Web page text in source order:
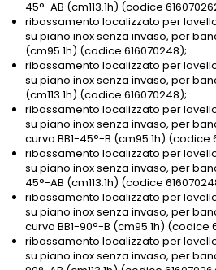
45°-AB (cm113.1h) (codice
ribassamento localizzato per
su piano inox senza invaso, per
(cm95.1h) (codice 616070248);
ribassamento localizzato per
su piano inox senza invaso, per
(cm113.1h) (codice 616070248);
ribassamento localizzato per
su piano inox senza invaso, per
curvo BB1-45°-B (cm95.1h) (codice
ribassamento localizzato per
su piano inox senza invaso, per
45°-AB (cm113.1h) (codice
ribassamento localizzato per
su piano inox senza invaso, per
curvo BB1-90°-B (cm95.1h) (codice
ribassamento localizzato per
su piano inox senza invaso, per